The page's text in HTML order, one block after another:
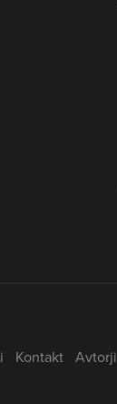
Kontakt Avtorji